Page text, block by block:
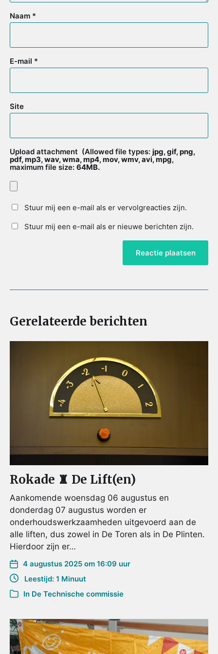
Naam *
E-mail *
Site
Upload attachment (Allowed file types: jpg, gif, png,
pdf, mp3, wav, wma, mp4, mov, wmv, avi, mpg,
maximum file size: 64MB.
Stuur mij een e-mail als er vervolgreacties zijn.
Stuur mij een e-mail als er nieuwe berichten zijn.
Gerelateerde berichten
Rokade ♜ De Lift(en)
Aankomende woensdag 06 augustus en
donderdag 07 augustus worden er
onderhoudswerkzaamheden uitgevoerd aan de
alle liften, dus zowel in De Toren als in De Plinten.
Hierdoor zijn er…
4 augustus 2025 om 16:09 uur
Leestijd: 1 Minuut
In De Technische commissie